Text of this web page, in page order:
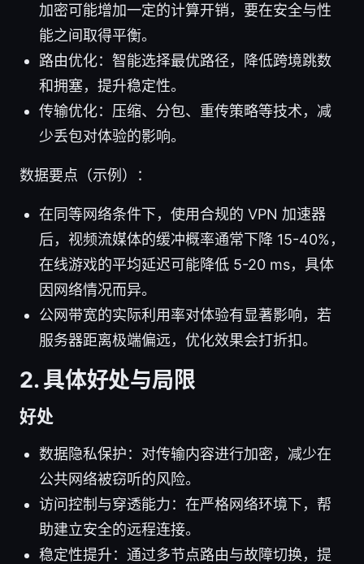
加密可能增加一定的计算开销，要在安全与性
能之间取得平衡。
路由优化：智能选择最优路径，降低跨境跳数
和拥塞，提升稳定性。
传输优化：压缩、分包、重传策略等技术，减
少丢包对体验的影响。
数据要点（示例）：
在同等网络条件下，使用合规的 VPN 加速器
后，视频流媒体的缓冲概率通常下降 15-40%，
在线游戏的平均延迟可能降低 5-20 ms，具体
因网络情况而异。
公网带宽的实际利用率对体验有显著影响，若
服务器距离极端偏远，优化效果会打折扣。
2. 具体好处与局限
好处
数据隐私保护：对传输内容进行加密，减少在
公共网络被窃听的风险。
访问控制与穿透能力：在严格网络环境下，帮
助建立安全的远程连接。
稳定性提升：通过多节点路由与故障切换，提